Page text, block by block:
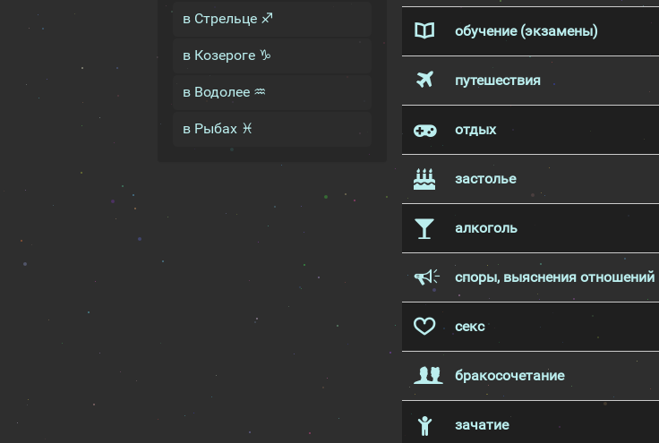
в Стрельце ♐
в Козероге ♑
в Водолее ♒
в Рыбах ♓
обучение (экзамены)
путешествия
отдых
застолье
алкоголь
споры, выяснения отношений
секс
бракосочетание
зачатие